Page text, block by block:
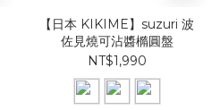
【日本 KIKIME】suzuri 波
佐見燒可沾醬橢圓盤
NT$1,990